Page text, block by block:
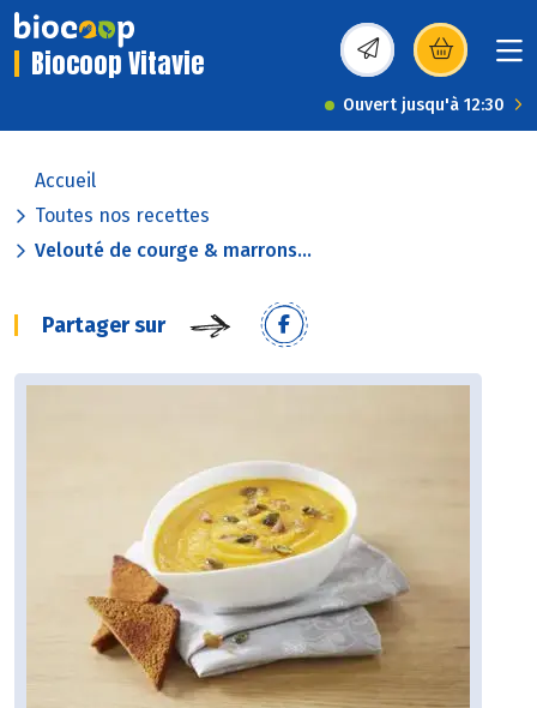
Biocoop Vitavie (s’ouvre dans une
Ouvert jusqu'à 12:30
Accueil
Toutes nos recettes
Velouté de courge & marrons...
Partager sur